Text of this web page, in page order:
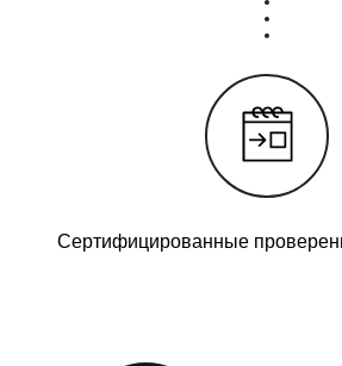
Сертифицированные